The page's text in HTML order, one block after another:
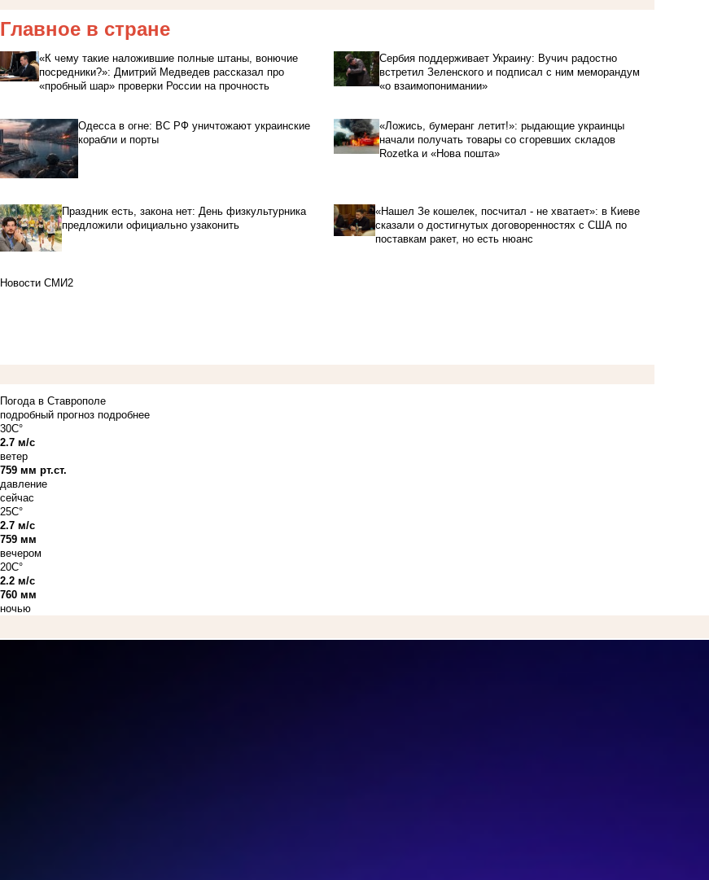
Главное в стране
«К чему такие наложившие полные штаны, вонючие
посредники?»: Дмитрий Медведев рассказал про
«пробный шар» проверки России на прочность
Сербия поддерживает Украину: Вучич радостно
встретил Зеленского и подписал с ним меморандум
«о взаимопонимании»
Одесса в огне: ВС РФ уничтожают украинские
корабли и порты
«Ложись, бумеранг летит!»: рыдающие украинцы
начали получать товары со сгоревших складов
Rozetka и «Нова пошта»
Праздник есть, закона нет: День физкультурника
предложили официально узаконить
«Нашел Зе кошелек, посчитал - не хватает»: в Киеве
сказали о достигнутых договоренностях с США по
поставкам ракет, но есть нюанс
Новости СМИ2
Погода в Ставрополе
подробный прогноз подробнее
30C°
2.7 м/с
ветер
759 мм рт.ст.
давление
сейчас
25C°
2.7 м/с
759 мм
вечером
20C°
2.2 м/с
760 мм
ночью